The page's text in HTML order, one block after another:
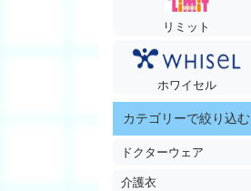
リミット
ホワイセル
カテゴリーで絞り込む
ドクターウェア
介護衣